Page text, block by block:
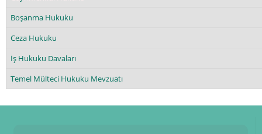
Boşanma Hukuku
Ceza Hukuku
İş Hukuku Davaları
Temel Mülteci Hukuku Mevzuatı